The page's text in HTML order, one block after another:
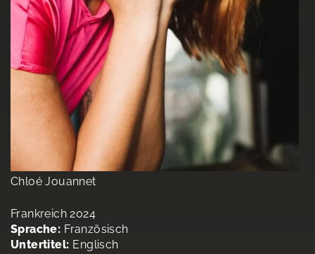
Chloé Jouannet
Frankreich 2024
Sprache: Französisch
Untertitel: Englisch